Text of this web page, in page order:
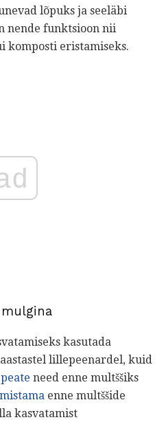
lõpuks ja seeläbi
nende funktsioon nii
komposti eristamiseks.
kasutada
lillepeenardel, kuid
peate need enne multššiks
enne multššide
kasvatamist